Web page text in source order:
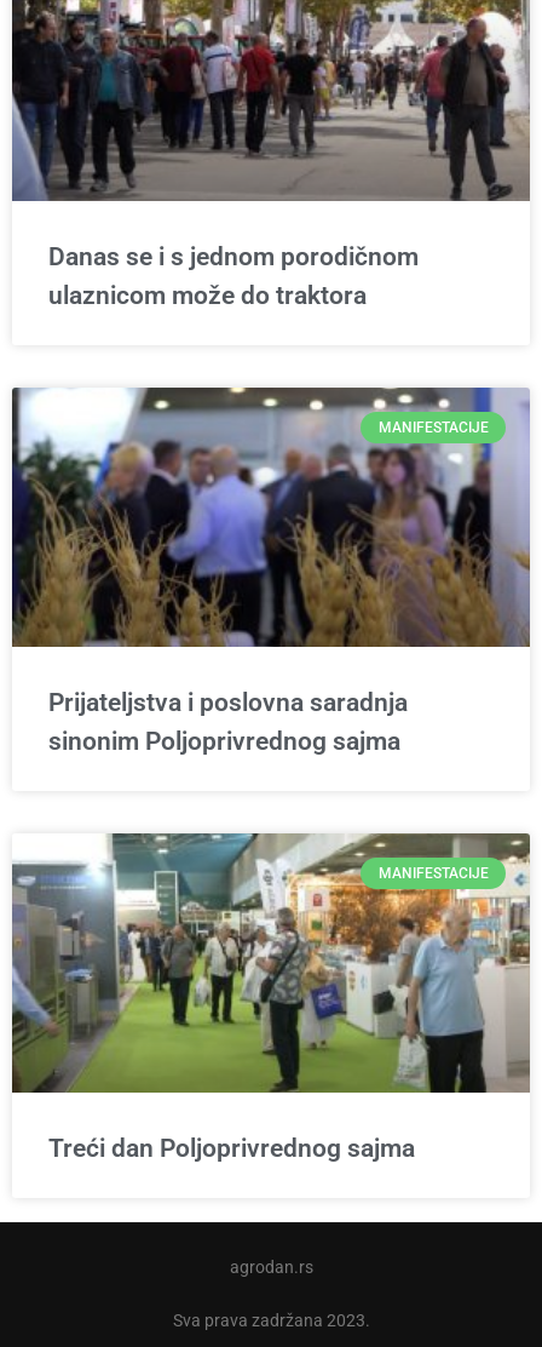
Danas se i s jednom porodičnom
ulaznicom može do traktora
MANIFESTACIJE
Prijateljstva i poslovna saradnja
sinonim Poljoprivrednog sajma
MANIFESTACIJE
Treći dan Poljoprivrednog sajma
agrodan.rs
Sva prava zadržana 2023.